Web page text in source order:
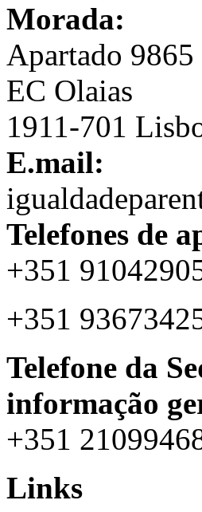
Morada:
Apartado 9865
EC Olaias
1911-701
E.mail:
Telefones de
+351
+351
Telefone da
informação
+351
Links